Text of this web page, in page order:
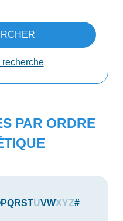
PAR ORDRE
PQRSTUVWXYZ#